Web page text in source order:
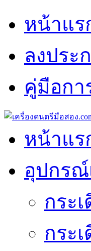
หน้าแร
ลงประ
คู่มือกา
หน้าแร
อุปกรณ์
กระ
กระ